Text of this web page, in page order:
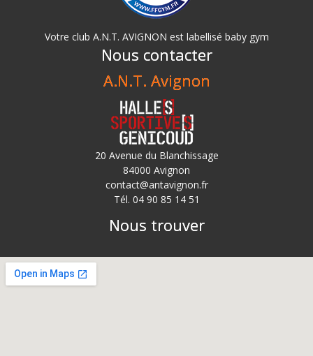
Votre club A.N.T. AVIGNON est labellisé baby gym
Nous contacter
A.N.T. Avignon
20 Avenue du Blanchissage
84000 Avignon
contact@antavignon.fr
Tél. 04 90 85 14 51
Nous trouver